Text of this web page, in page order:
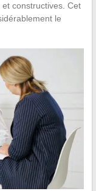
constructives. Cet
le